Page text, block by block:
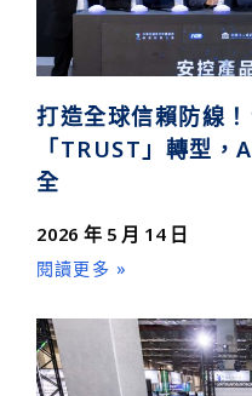
打造全球信賴防線
「TRUST」轉型
全
2026 年 5 月 14 日
閱讀更多 »